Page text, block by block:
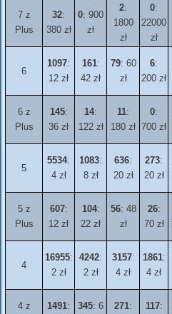
7 z
Plus
32:
380 zł
0: 900
zł
2:
1800
zł
0:
22000
zł
6
1097:
12 zł
161:
42 zł
79: 60
zł
6:
200 zł
6 z
Plus
145:
36 zł
14:
122 zł
11:
180 zł
0:
700 zł
5
5534:
4 zł
1083:
8 zł
636:
20 zł
273:
20 zł
5 z
Plus
607:
12 zł
104:
22 zł
56: 48
zł
26:
70 zł
4
16955:
2 zł
4242:
2 zł
3157:
4 zł
1861:
4 zł
4 z
1491:
345: 6
271:
117: